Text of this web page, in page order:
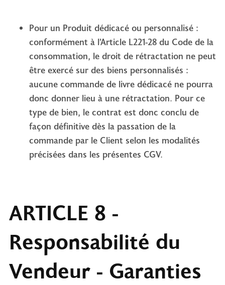
Pour un Produit dédicacé ou personnalisé :
conformément à l’Article L221-28 du Code de la
consommation, le droit de rétractation ne peut
être exercé sur des biens personnalisés :
aucune commande de livre dédicacé ne pourra
donc donner lieu à une rétractation. Pour ce
type de bien, le contrat est donc conclu de
façon définitive dès la passation de la
commande par le Client selon les modalités
précisées dans les présentes CGV.
ARTICLE 8 -
Responsabilité du
Vendeur - Garanties